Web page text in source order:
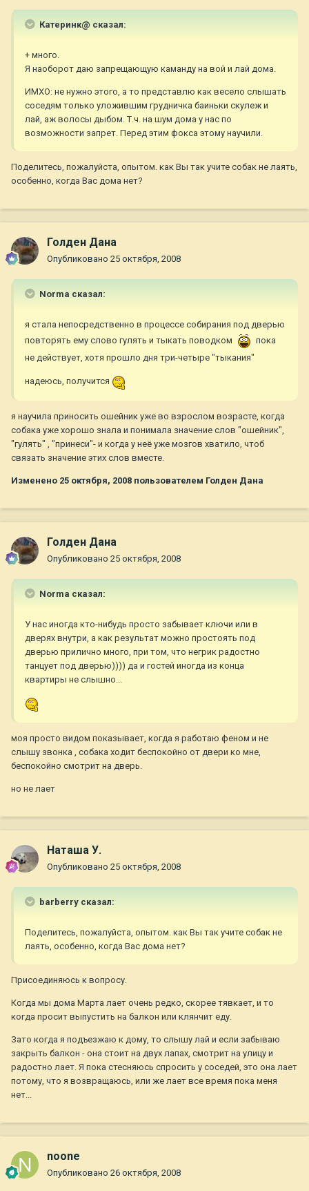
Катеринк@ сказал:
+ много.
Я наоборот даю запрещающую каманду на вой и лай дома.
ИМХО: не нужно этого, а то представлю как весело слышать
соседям только уложившим грудничка баиньки скулеж и
лай, аж волосы дыбом. Т.ч. на шум дома у нас по
возможности запрет. Перед этим фокса этому научили.
Поделитесь, пожалуйста, опытом. как Вы так учите собак не лаять,
особенно, когда Вас дома нет?
Голден Дана
Опубликовано 25 октября, 2008
Norma сказал:
я стала непосредственно в процессе собирания под дверью
повторять ему слово гулять и тыкать поводком
пока
не действует, хотя прошло дня три-четыре "тыкания"
надеюсь, получится
я научила приносить ошейник уже во взрослом возрасте, когда
собака уже хорошо знала и понимала значение слов "ошейник",
"гулять" , "принеси"- и когда у неё уже мозгов хватило, чтоб
связать значение этих слов вместе.
Изменено 25 октября, 2008 пользователем Голден Дана
Голден Дана
Опубликовано 25 октября, 2008
Norma сказал:
У нас иногда кто-нибудь просто забывает ключи или в
дверях внутри, а как результат можно простоять под
дверью прилично много, при том, что негрик радостно
танцует под дверью)))) да и гостей иногда из конца
квартиры не слышно...
моя просто видом показывает, когда я работаю феном и не
слышу звонка , собака ходит беспокойно от двери ко мне,
беспокойно смотрит на дверь.
но не лает
Наташа У.
Опубликовано 25 октября, 2008
barberry сказал:
Поделитесь, пожалуйста, опытом. как Вы так учите собак не
лаять, особенно, когда Вас дома нет?
Присоединяюсь к вопросу.
Когда мы дома Марта лает очень редко, скорее тявкает, и то
когда просит выпустить на балкон или клянчит еду.
Зато когда я подъезжаю к дому, то слышу лай и если забываю
закрыть балкон - она стоит на двух лапах, смотрит на улицу и
радостно лает. Я пока стесняюсь спросить у соседей, это она лает
потому, что я возвращаюсь, или же лает все время пока меня
нет...
noone
Опубликовано 26 октября, 2008